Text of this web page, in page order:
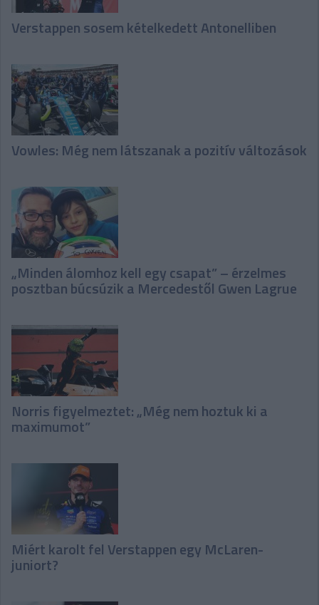
Verstappen sosem kételkedett Antonelliben
Vowles: Még nem látszanak a pozitív változások
„Minden álomhoz kell egy csapat” – érzelmes
posztban búcsúzik a Mercedestől Gwen Lagrue
Norris figyelmeztet: „Még nem hoztuk ki a
maximumot”
Miért karolt fel Verstappen egy McLaren-
juniort?